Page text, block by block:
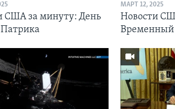
США за минуту: День
Патрика
МАРТ 12, 2025
Новости